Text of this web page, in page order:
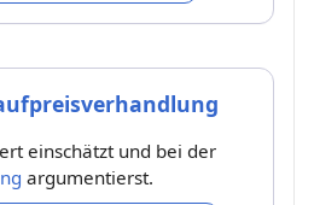
einschätzt und bei der
argumentierst.